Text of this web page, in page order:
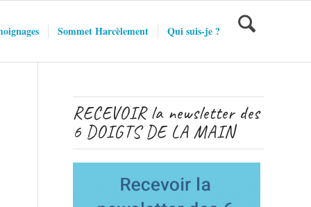
Sommet Harcèlement Qui suis-je ?
RECEVOIR la newsletter des
6 DOIGTS DE LA MAIN